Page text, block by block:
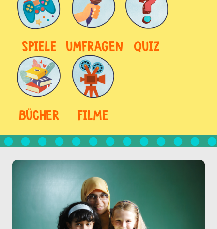
SPIELE UMFRAGEN QUIZ
BÜCHER FILME